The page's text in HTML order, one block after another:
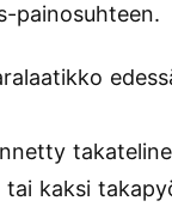
painosuhteen.
takateline
tai kaksi